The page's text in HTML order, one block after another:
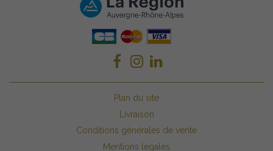
Plan du site
Livraison
Conditions générales de vente
Mentions légales